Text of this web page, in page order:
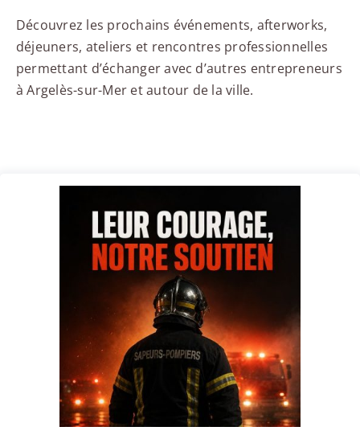
Découvrez les prochains événements, afterworks,
déjeuners, ateliers et rencontres professionnelles
permettant d’échanger avec d’autres entrepreneurs
à Argelès-sur-Mer et autour de la ville.